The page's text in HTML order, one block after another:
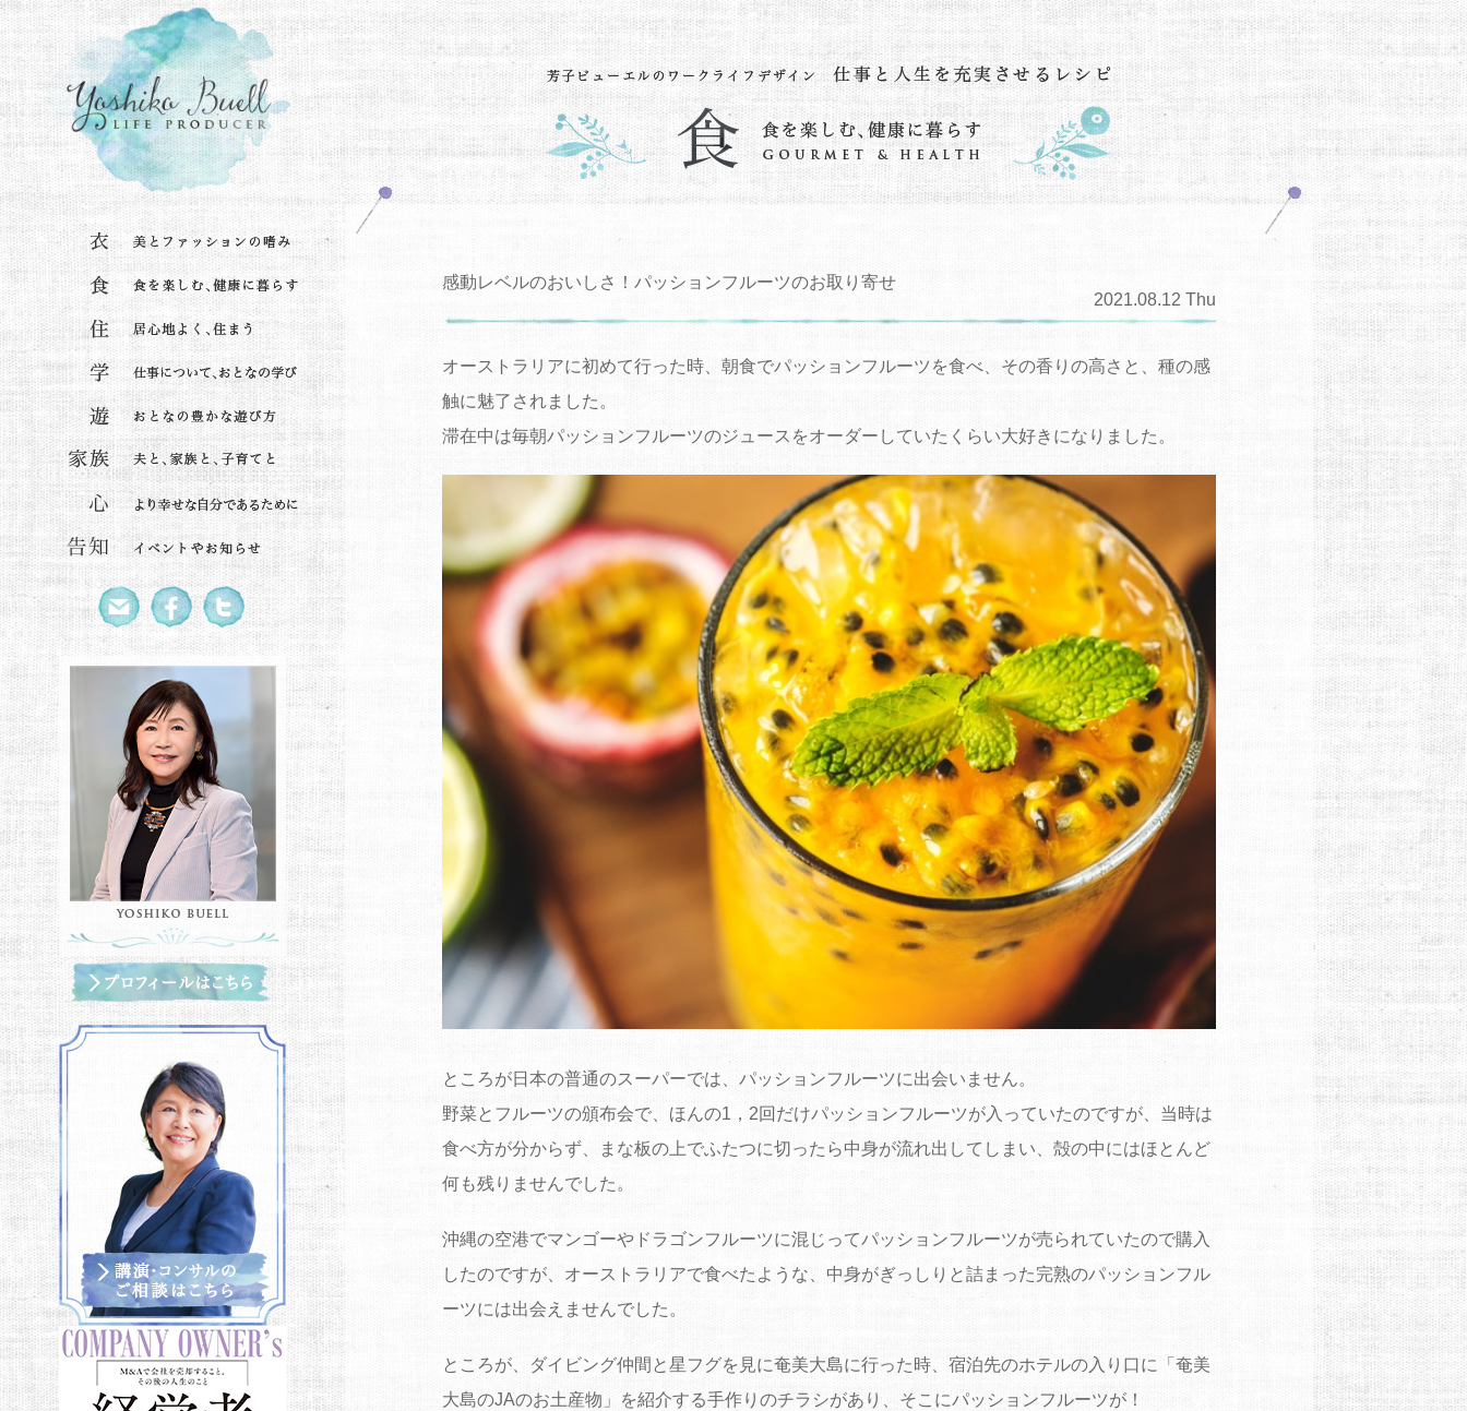
感動レベルのおいしさ！パッションフルーツのお取り寄せ
2021.08.12 Thu
オーストラリアに初めて行った時、朝食でパッションフルーツを食べ、その香りの高さと、種の感
触に魅了されました。
滞在中は毎朝パッションフルーツのジュースをオーダーしていたくらい大好きになりました。
ところが日本の普通のスーパーでは、パッションフルーツに出会いません。
野菜とフルーツの頒布会で、ほんの1，2回だけパッションフルーツが入っていたのですが、当時は
食べ方が分からず、まな板の上でふたつに切ったら中身が流れ出してしまい、殻の中にはほとんど
何も残りませんでした。
沖縄の空港でマンゴーやドラゴンフルーツに混じってパッションフルーツが売られていたので購入
したのですが、オーストラリアで食べたような、中身がぎっしりと詰まった完熟のパッションフル
ーツには出会えませんでした。
ところが、ダイビング仲間と星フグを見に奄美大島に行った時、宿泊先のホテルの入り口に「奄美
大島のJAのお土産物」を紹介する手作りのチラシがあり、そこにパッションフルーツが！